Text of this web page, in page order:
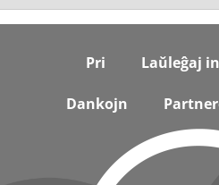
Pri Laŭleĝaj
Dankojn